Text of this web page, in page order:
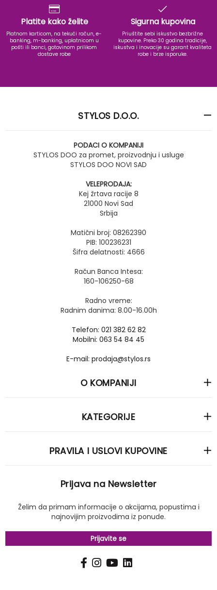
Platite kako želite
Platnom karticom, na tekući račun, e-
banking, m-banking, uplatnicom u
pošti ili banci, gotovinom prilikom
dostave robe
Sigurna kupovina
Priuštite sebi iskustvo bezbrižne
kupovine. Preko 30 godina tradicije,
iskustva i inovacije su garant kvaliteta
robe i brze isporuke.
STYLOS D.O.O.
PODACI O KOMPANIJI
STYLOS DOO za promet, proizvodnju i usluge
STYLOS DOO NOVI SAD
VELEPRODAJA:
Kej žrtava racije 8
21000 Novi Sad
Srbija
Matični broj: 08262390
PIB: 100236231
Šifra delatnosti: 4666
Račun Banca Intesa:
160-106250-68
Radno vreme:
Radnim danima: 8.00-16.00h
Telefon: 021 382 62 82
Mobilni: 063 54 84 45
E-mail: prodaja@stylos.rs
O KOMPANIJI
KATEGORIJE
PRAVILA I USLOVI KUPOVINE
Prijava na Newsletter
Želim da primam informacije o akcijama, popustima i
najnovijim proizvodima iz ponude.
Prijavite se